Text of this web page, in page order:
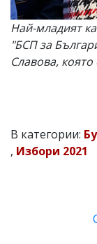
Най-младият
"БСП за
Славова,
В категории:
, Избори 2021